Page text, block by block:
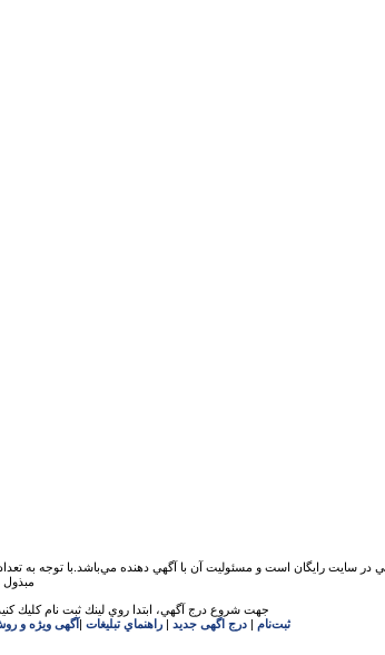
در سايت رايگان است و مسئوليت آن با آگهي دهنده مي‌باشد.با توجه به
مبذول
جهت شروع درج آگهي، ابتدا روي لينك ثبت نام كليك
ثبت‌نام | درج اگهی جدید | راهنماي تبليغات |آگهی ویژه و